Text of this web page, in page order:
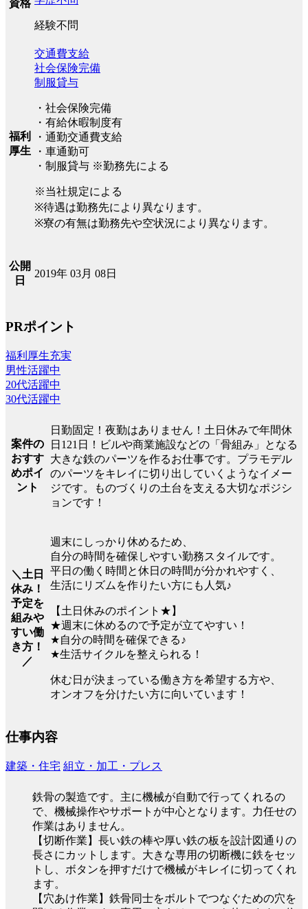
資格
経験不問
福利
厚生
交通費支給
社会保険完備
制服貸与
・社会保険完備
・有給休暇制度有
・通勤交通費支給
・車通勤可
・制服貸与 ※勤務先による
※当社規定による
※待遇は勤務先により異なります。
※寮の有無は勤務先や空状況により異なります。
公開
日
2019年 03月 08日
PRポイント
福利厚生充実
男性活躍中
20代活躍中
30代活躍中
案件の
おすす
めポイ
ント
日勤固定！夜勤はありません！土日休みで年間休
日121日！ビルや商業施設などの「骨組み」となる
大きな鉄のパーツを作るお仕事です。プラモデル
のパーツをキレイに切り出していくようなイメー
ジです。ものづくりの土台を支える大切なポジシ
ョンです！
＼土日
休み！
予定を
組みや
すい働
き方！
／
週末にしっかり休めるため、
自分の時間を確保しやすい勤務スタイルです。
平日の働く時間と休日の時間が分かれやすく、
生活にリズムを作りたい方にも人気♪
【土日休みのポイント★】
★週末に休めるので予定が立てやすい！
★自分の時間を確保できる♪
★生活サイクルを整えられる！
休む日が決まっている働き方を希望する方や、
オンオフを分けたい方に向いています！
仕事内容
建築・住宅 組立・加工・プレス
鉄骨の製造です。主に機械が自動で行ってくれるの
で、機械操作やサポートが中心となります。力任せの
作業はありません。
【切断作業】長い鉄の棒や厚い鉄の板を設計図通りの
長さにカットします。大きな専用の切断機に鉄をセッ
トし、ボタンを押すだけで機械がキレイに切ってくれ
ます。
【穴あけ作業】鉄骨同士をボルトでつなぐための穴を